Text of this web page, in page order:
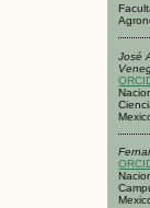
José